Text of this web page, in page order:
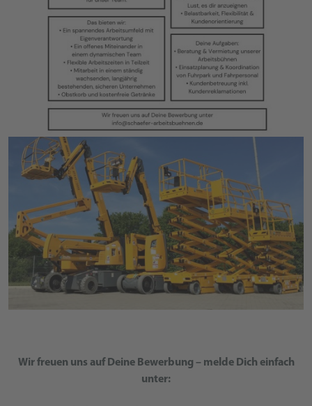
Wir freuen uns auf Deine Bewerbung – melde Dich einfach
unter: